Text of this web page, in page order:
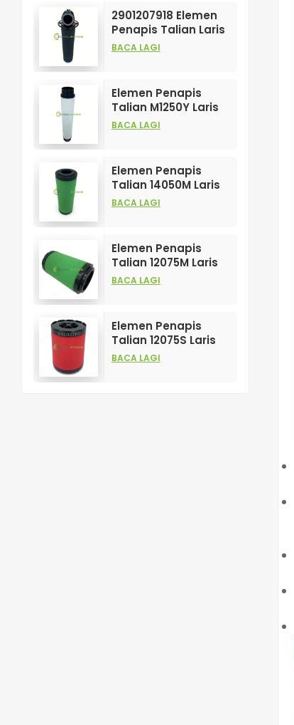
Pemampat Udara
2901207918 Elemen
Penapis Talian Laris
dan Berprestasi
BACA LAGI
Elemen Penapis
Talian M1250Y Laris
Dijual dan
Mampatan Udara
BACA LAGI
Elemen Penapis
Talian 14050M Laris
Dijual dan
Mampatan Udara
BACA LAGI
Elemen Penapis
Talian 12075M Laris
Dijual dan
Mampatan Udara
BACA LAGI
Elemen Penapis
Talian 12075S Laris
dan Berprestasi
BACA LAGI